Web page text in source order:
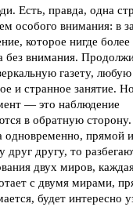
Есть, правда, одна
особого внимания: в
которое нигде более
без внимания.
газету, любую
и странное занятие.
— это наблюдение
в обратную
одновременно, прямой и
друг другу, то
двух миров,
с двумя мирами,
будет интересно